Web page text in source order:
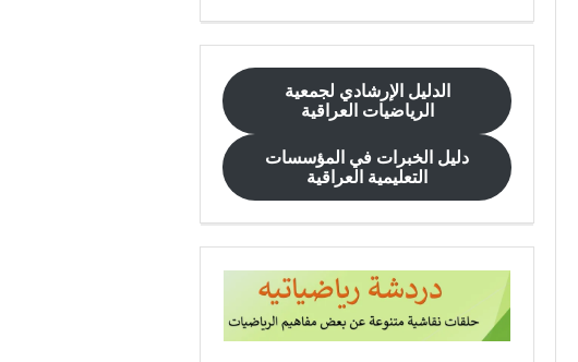
الدليل الإرشادي لجمعية
الرياضيات العراقية
دليل الخبرات في المؤسسات
التعليمية العراقية